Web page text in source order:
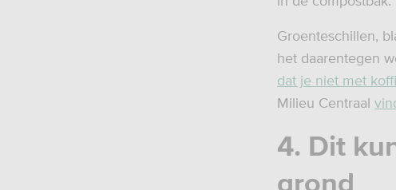
Groenteschillen,
het daarentegen
dat je niet met
Milieu Centraal
4. Dit
grond